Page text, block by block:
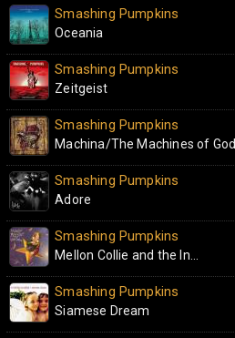
Smashing Pumpkins
Oceania
Smashing Pumpkins
Zeitgeist
Smashing Pumpkins
Machina/The Machines of God
Smashing Pumpkins
Adore
Smashing Pumpkins
Mellon Collie and the In...
Smashing Pumpkins
Siamese Dream